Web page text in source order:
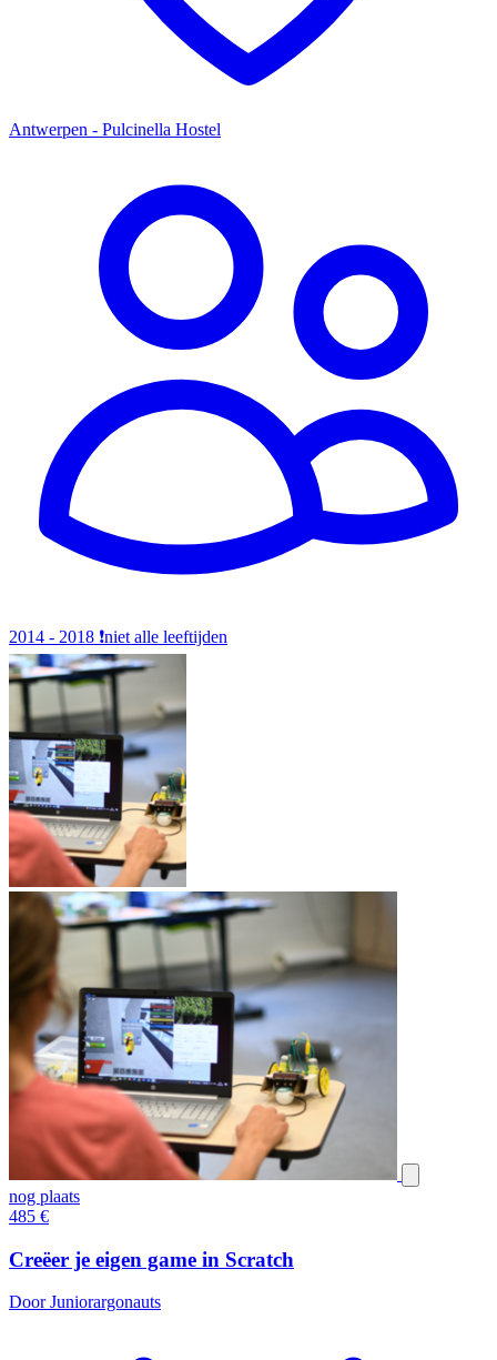
Antwerpen - Pulcinella Hostel
2014 - 2018 ❗️niet alle leeftijden
nog plaats
485 €
Creëer je eigen game in Scratch
Door Juniorargonauts